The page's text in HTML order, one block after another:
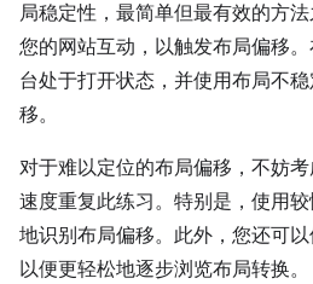
局稳定性，最简单但最有效的方
您的网站互动，以触发布局偏移
台处于打开状态，并使用布局不
移。
对于难以定位的布局偏移，不妨
速度重复此练习。特别是，使用
地识别布局偏移。此外，您还可以
以便更轻松地逐步浏览布局转换。